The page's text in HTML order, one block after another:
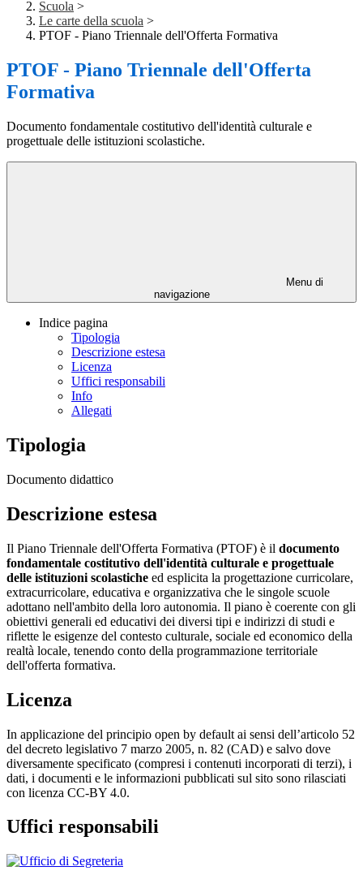
Scuola >
Le carte della scuola >
PTOF - Piano Triennale dell'Offerta Formativa
PTOF - Piano Triennale dell'Offerta
Formativa
Documento fondamentale costitutivo dell'identità culturale e
progettuale delle istituzioni scolastiche.
Menu di
navigazione
Indice pagina
Tipologia
Descrizione estesa
Licenza
Uffici responsabili
Info
Allegati
Tipologia
Documento didattico
Descrizione estesa
Il Piano Triennale dell'Offerta Formativa (PTOF) è il documento
fondamentale costitutivo dell'identità culturale e progettuale
delle istituzioni scolastiche ed esplicita la progettazione curricolare,
extracurricolare, educativa e organizzativa che le singole scuole
adottano nell'ambito della loro autonomia. Il piano è coerente con gli
obiettivi generali ed educativi dei diversi tipi e indirizzi di studi e
riflette le esigenze del contesto culturale, sociale ed economico della
realtà locale, tenendo conto della programmazione territoriale
dell'offerta formativa.
Licenza
In applicazione del principio open by default ai sensi dell’articolo 52
del decreto legislativo 7 marzo 2005, n. 82 (CAD) e salvo dove
diversamente specificato (compresi i contenuti incorporati di terzi), i
dati, i documenti e le informazioni pubblicati sul sito sono rilasciati
con licenza CC-BY 4.0.
Uffici responsabili